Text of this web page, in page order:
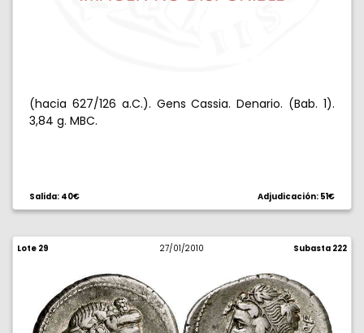
(hacia 627/126 a.C.). Gens Cassia. Denario. (Bab. 1).
3,84 g. MBC.
Salida: 40€ Adjudicación: 51€
Lote 29 27/01/2010 Subasta 222